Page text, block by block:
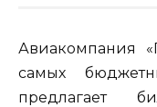
Авиакомпания
самых
предлагает